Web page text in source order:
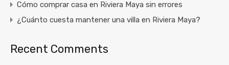
Cómo comprar casa en Riviera Maya sin errores
¿Cuánto cuesta mantener una villa en Riviera Maya?
Recent Comments